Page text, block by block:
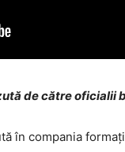
de către oficialii
în compania